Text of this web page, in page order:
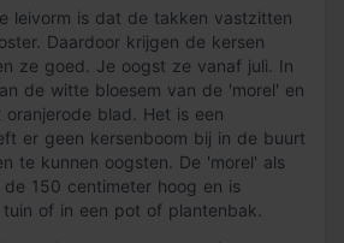
leivorm is dat de takken vastzitten
Daardoor krijgen de kersen
ze goed. Je oogst ze vanaf juli. In
de witte bloesem van de 'morel' en
blad. Het is een
er geen kersenboom bij in de buurt
te kunnen oogsten. De 'morel' als
150 centimeter hoog en is
of in een pot of plantenbak.